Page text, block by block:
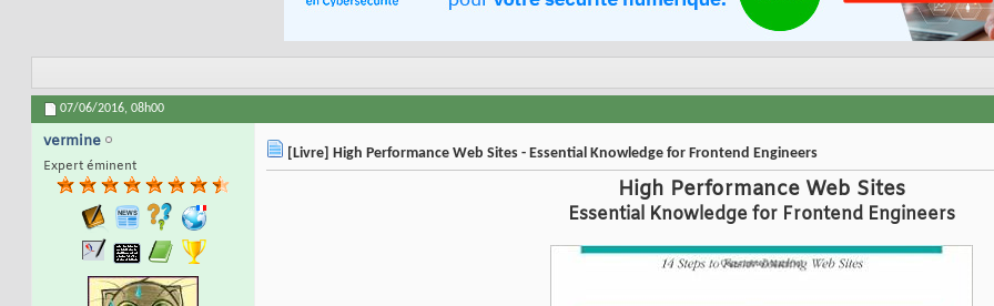
07/06/2016, 08h00
vermine
Expert éminent
[Livre] High Performance Web Sites - Essential Knowledge for Frontend Engineers
High Performance Web Sites
Essential Knowledge for Frontend Engineers